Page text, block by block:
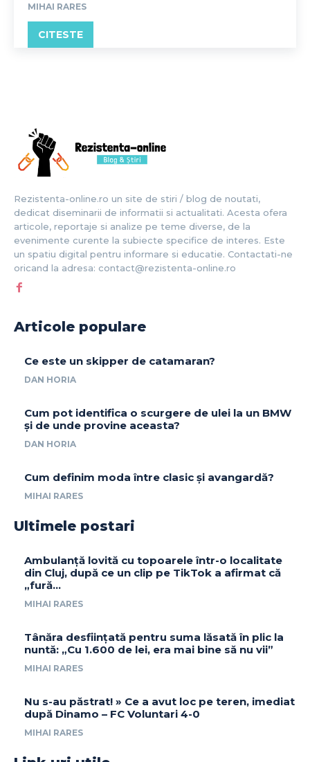
MIHAI RARES
CITESTE
Rezistenta-online.ro un site de stiri / blog de noutati,
dedicat diseminarii de informatii si actualitati. Acesta ofera
articole, reportaje si analize pe teme diverse, de la
evenimente curente la subiecte specifice de interes. Este
un spatiu digital pentru informare si educatie. Contactati-ne
oricand la adresa: contact@rezistenta-online.ro
Articole populare
Ce este un skipper de catamaran?
DAN HORIA
Cum pot identifica o scurgere de ulei la un BMW
și de unde provine aceasta?
DAN HORIA
Cum definim moda între clasic și avangardă?
MIHAI RARES
Ultimele postari
Ambulanță lovită cu topoarele într-o localitate
din Cluj, după ce un clip pe TikTok a afirmat că
„fură…
MIHAI RARES
Tânăra desființată pentru suma lăsată în plic la
nuntă: „Cu 1.600 de lei, era mai bine să nu vii”
MIHAI RARES
Nu s-au păstrat! » Ce a avut loc pe teren, imediat
după Dinamo – FC Voluntari 4-0
MIHAI RARES